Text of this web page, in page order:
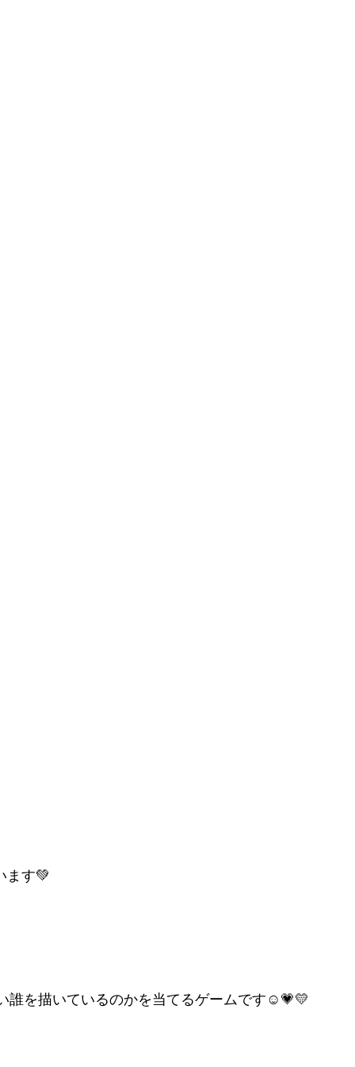
ます💚
誰を描いているのかを当てるゲームです☺💗💛